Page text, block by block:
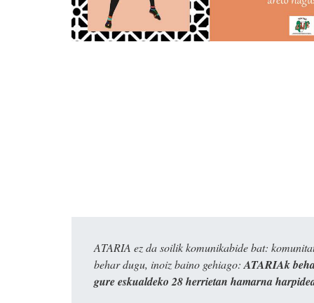
ATARIA ez da soilik komunikabide bat:
behar dugu, inoiz baino gehiago: ATARIAk
gure eskualdeko 28 herrietan hamarna